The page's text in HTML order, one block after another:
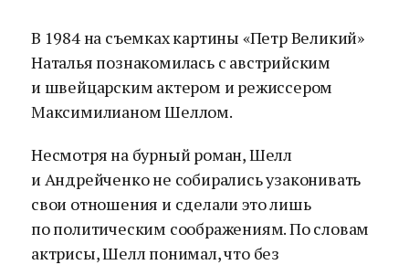
В 1984 на съемках картины «Петр Великий»
Наталья познакомилась с австрийским
и швейцарским актером и режиссером
Максимилианом Шеллом.
Несмотря на бурный роман, Шелл
и Андрейченко не собирались узаконивать
свои отношения и сделали это лишь
по политическим соображениям. По словам
актрисы, Шелл понимал, что без